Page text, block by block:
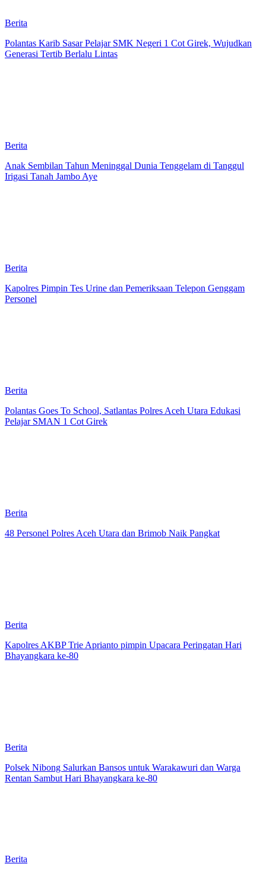
Berita
Polantas Karib Sasar Pelajar SMK Negeri 1 Cot Girek, Wujudkan
Generasi Tertib Berlalu Lintas
Berita
Anak Sembilan Tahun Meninggal Dunia Tenggelam di Tanggul
Irigasi Tanah Jambo Aye
Berita
Kapolres Pimpin Tes Urine dan Pemeriksaan Telepon Genggam
Personel
Berita
Polantas Goes To School, Satlantas Polres Aceh Utara Edukasi
Pelajar SMAN 1 Cot Girek
Berita
48 Personel Polres Aceh Utara dan Brimob Naik Pangkat
Berita
Kapolres AKBP Trie Aprianto pimpin Upacara Peringatan Hari
Bhayangkara ke-80
Berita
Polsek Nibong Salurkan Bansos untuk Warakawuri dan Warga
Rentan Sambut Hari Bhayangkara ke-80
Berita